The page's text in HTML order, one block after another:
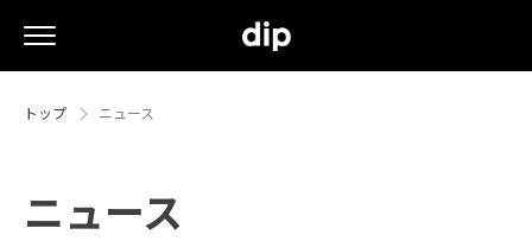
トップ ニュース
ニュース